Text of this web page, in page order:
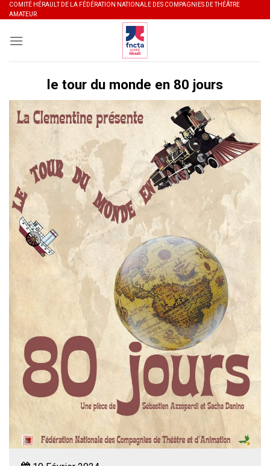
Skip
to
content
COMITÉ HÉRAULT DE LA FÉDÉRATION NATIONALE DES COMPAGNIES DE THÉÂTRE
AMATEUR
le tour du monde en 80 jours